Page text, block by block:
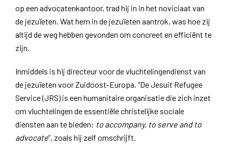
op een advocatenkantoor, trad hij in in het noviciaat van
de jezuïeten. Wat hem in de jezuïeten aantrok, was hoe zij
altijd de weg hebben gevonden om concreet en efficiënt te
zijn.
Inmiddels is hij directeur voor de vluchtelingendienst van
de jezuïeten voor Zuidoost-Europa. “De Jesuit Refugee
Service (JRS) is een humanitaire organisatie die zich inzet
om vluchtelingen de essentiële christelijke sociale
diensten aan te bieden: to accompany, to serve and to
advocate”, zoals hij zelf omschrijft.